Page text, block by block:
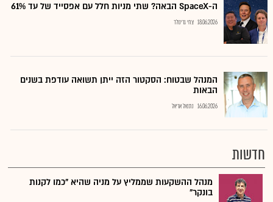
ה-SpaceX הבאה? שתי מניות חלל עם אפסייד של עד 61%
18.06.2026 צחי גרינולד
המנהל שבטוח: הסקטור הזה ייתן תשואה עודפת בשנים
הבאות
16.06.2026 נתנאל אריאל
חדשות
מנהל ההשקעות שממליץ על מניה שהיא "כמו לקנות
בונקר"